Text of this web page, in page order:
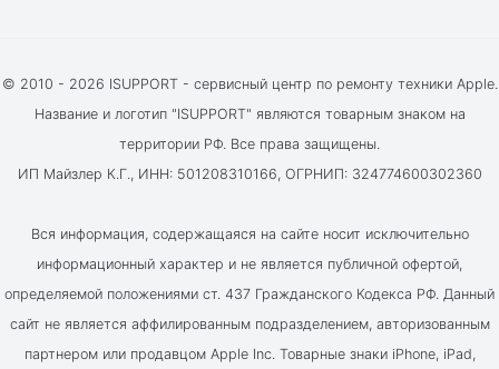
© 2010 - 2026 ISUPPORT - сервисный центр по ремонту техники Apple.
Название и логотип "ISUPPORT" являются товарным знаком на
территории РФ. Все права защищены.
ИП Майзлер К.Г., ИНН: 501208310166, ОГРНИП: 324774600302360
Вся информация, содержащаяся на сайте носит исключительно
информационный характер и не является публичной офертой,
определяемой положениями ст. 437 Гражданского Кодекса РФ. Данный
сайт не является аффилированным подразделением, авторизованным
партнером или продавцом Apple Inc. Товарные знаки iPhone, iPad,